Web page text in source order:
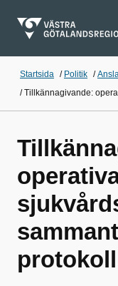
Startsida / Politik /
/Tillkännagivande:
protokoll